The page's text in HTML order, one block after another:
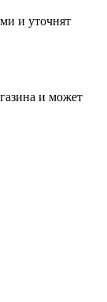
и уточнят
и может